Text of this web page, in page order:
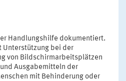
Handlungshilfe dokumentiert.
Unterstützung bei der
von Bildschirmarbeitsplätzen
Ausgabemitteln der
mit Behinderung oder